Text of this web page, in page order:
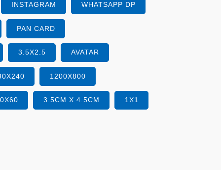
INSTAGRAM WHATSAPP DP
PAN CARD
3.5X2.5 AVATAR
1200X800
3.5CM X 4.5CM 1X1